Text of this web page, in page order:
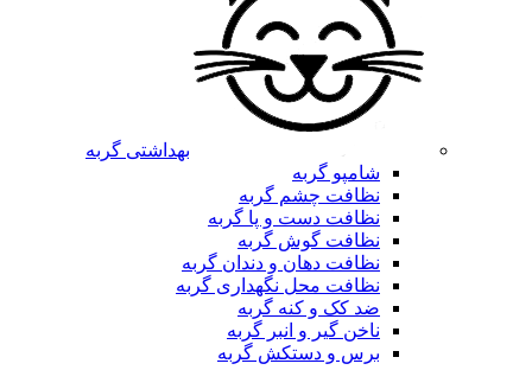
بهداشتی گربه
شامپو گربه
نظافت چشم گربه
نظافت دست و پا گربه
نظافت گوش گربه
نظافت دهان و دندان گربه
نظافت محل نگهداری گربه
ضد کک و کنه گربه
ناخن گیر و انبر گربه
برس و دستکش گربه